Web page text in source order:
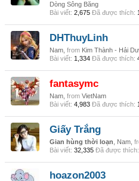
Dòng Sông Băng
Bài viết: 2,675 Đã được thích:
DHThuyLinh
Nam, from Kim Thành - Hải
Bài viết: 1,334 Đã được thích:
fantasymc
Nam, from VietNam
Bài viết: 4,983 Đã được thích:
Giấy Trắng
Gian hùng thời loạn , Nam,
Bài viết: 32,335 Đã được thích:
hoazon2003